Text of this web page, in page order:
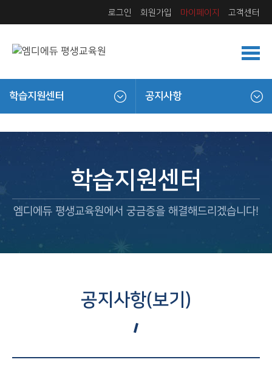
로그인 회원가입 마이페이지 고객센터
학습지원센터 공지사항
학습지원센터
엠디에듀 평생교육원에서 궁금증을 해결해드리겠습니다!
공지사항(보기)